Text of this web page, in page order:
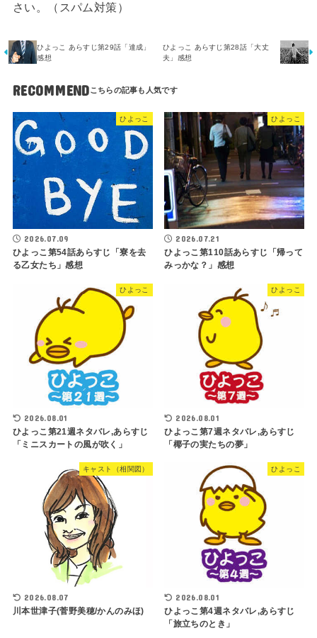
さい。（スパム対策）
ひよっこ あらすじ第29話「達成」
感想
ひよっこ あらすじ第28話「大丈
夫」感想
RECOMMEND
ひよっこ
2026.07.09
ひよっこ第54話あらすじ「寮を去
る乙女たち」感想
ひよっこ
2026.07.21
ひよっこ第110話あらすじ「帰って
みっかな？」感想
ひよっこ
2026.08.01
ひよっこ第21週ネタバレ,あらすじ
「ミニスカートの風が吹く」
ひよっこ
2026.08.01
ひよっこ第7週ネタバレ,あらすじ
「椰子の実たちの夢」
キャスト（相関図）
2026.08.07
川本世津子(菅野美穂/かんのみほ)
ひよっこ
2026.08.01
ひよっこ第4週ネタバレ,あらすじ
「旅立ちのとき」